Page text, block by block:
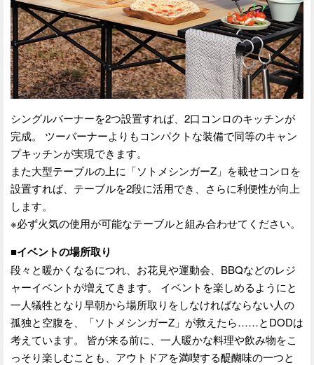
シングルバーナーを2つ設置すれば、2口コンロのキッチンが
完成。 ツーバーナーよりもコンパクトな装備で同等のキャン
プキッチンが実現できます。
また大型テーブルの上に「ソトメシンガーZ」を載せコンロを
設置すれば、テーブルを2段に活用でき、さらに利便性が向上
します。
※必ず火気の使用が可能なテーブルと組み合わせてください。
■イベントの場所取り
段々と暖かくなるにつれ、お花見や運動会、BBQなどのレジ
ャーイベントが増えてきます。 イベントを楽しめるようにと
一人犠牲となり早朝から場所取りをしなければならない人の
孤独と空腹を、「ソトメシンガーZ」が救えたら……とDODは
考えています。 皆が来る前に、一人暖かな料理や飲み物をこ
っそり楽しむことも、アウトドアを満喫する醍醐味の一つと